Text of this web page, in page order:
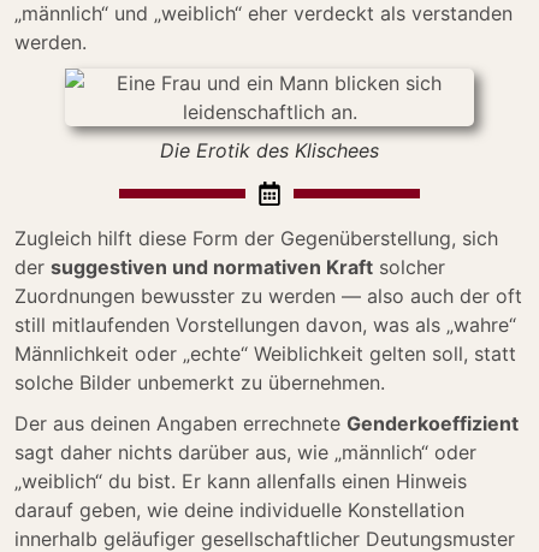
„männlich“ und „weiblich“ eher verdeckt als verstanden
werden.
Die Erotik des Klischees
Zugleich hilft diese Form der Gegenüberstellung, sich
der suggestiven und normativen Kraft solcher
Zuordnungen bewusster zu werden — also auch der oft
still mitlaufenden Vorstellungen davon, was als „wahre“
Männlichkeit oder „echte“ Weiblichkeit gelten soll, statt
solche Bilder unbemerkt zu übernehmen.
Der aus deinen Angaben errechnete Genderkoeffizient
sagt daher nichts darüber aus, wie „männlich“ oder
„weiblich“ du bist. Er kann allenfalls einen Hinweis
darauf geben, wie deine individuelle Konstellation
innerhalb geläufiger gesellschaftlicher Deutungsmuster